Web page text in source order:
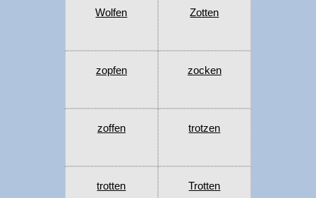
Wolfen Zotten
zopfen zocken
zoffen trotzen
trotten Trotten